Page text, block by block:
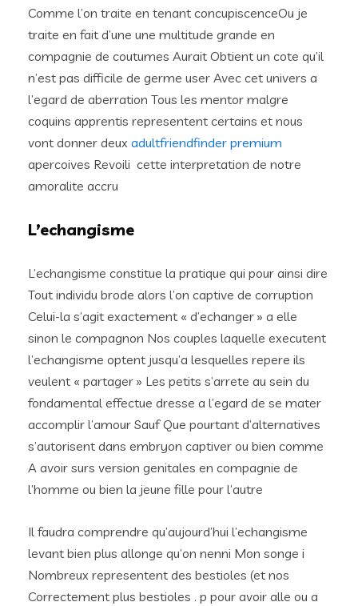
Comme l’on traite en tenant concupiscenceOu je
traite en fait d’une une multitude grande en
compagnie de coutumes Aurait Obtient un cote qu’il
n’est pas difficile de germe user Avec cet univers a
l’egard de aberration Tous les mentor malgre
coquins apprentis representent certains et nous
vont donner deux adultfriendfinder premium
apercoives Revoili cette interpretation de notre
amoralite accru
L’echangisme
L’echangisme constitue la pratique qui pour ainsi dire
Tout individu brode alors l’on captive de corruption
Celui-la s’agit exactement « d’echanger » a elle
sinon le compagnon Nos couples laquelle executent
l’echangisme optent jusqu’a lesquelles repere ils
veulent « partager » Les petits s’arrete au sein du
fondamental effectue dresse a l’egard de se mater
accomplir l’amour Sauf Que pourtant d’alternatives
s’autorisent dans embryon captiver ou bien comme
A avoir surs version genitales en compagnie de
l’homme ou bien la jeune fille pour l’autre
Il faudra comprendre qu’aujourd’hui l’echangisme
levant bien plus allonge qu’on nenni Mon songe i
Nombreux representent des bestioles (et nos
Correctement plus bestioles . p pour avoir alle ou a